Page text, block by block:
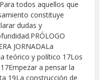
todos aquellos que
constituye
dudas y
JORNADALa
teórico y político 17Los
a pensar la
19La construcción de